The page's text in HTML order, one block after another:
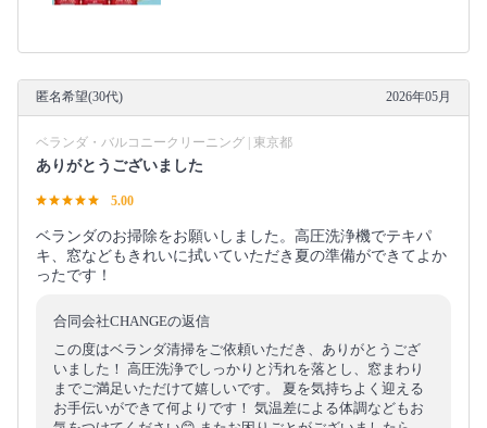
匿名希望(30代) 2026年05月
ベランダ・バルコニークリーニング | 東京都
ありがとうございました
5.00
ベランダのお掃除をお願いしました。高圧洗浄機でテキパ
キ、窓などもきれいに拭いていただき夏の準備ができてよか
ったです！
合同会社CHANGEの返信
この度はベランダ清掃をご依頼いただき、ありがとうござ
いました！ 高圧洗浄でしっかりと汚れを落とし、窓まわり
までご満足いただけて嬉しいです。 夏を気持ちよく迎える
お手伝いができて何よりです！ 気温差による体調などもお